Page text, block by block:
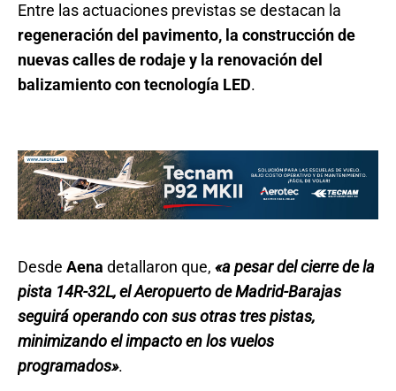
Entre las actuaciones previstas se destacan la
regeneración del pavimento, la construcción de
nuevas calles de rodaje y la renovación del
balizamiento con tecnología LED.
Desde Aena detallaron que, «a pesar del cierre de la
pista 14R-32L, el Aeropuerto de Madrid-Barajas
seguirá operando con sus otras tres pistas,
minimizando el impacto en los vuelos
programados».